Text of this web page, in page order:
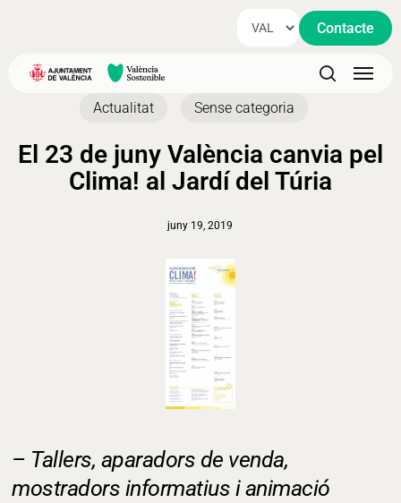
content
Contacte
search
Menu
Actualitat Sense categoria
El 23 de juny València canvia pel
Clima! al Jardí del Túria
juny 19, 2019
– Tallers, aparadors de venda,
mostradors informatius i animació